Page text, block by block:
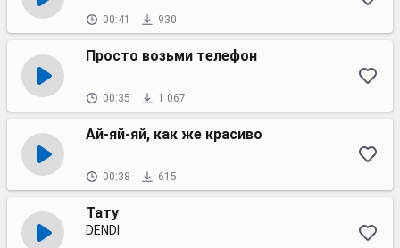
00:41 930
Просто возьми телефон
00:35 1 067
Ай-яй-яй, как же красиво
00:38 615
Тату
DENDI